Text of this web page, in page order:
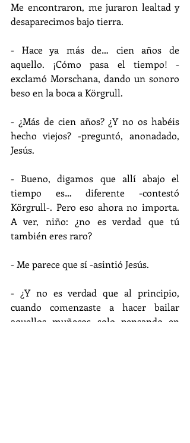
Me encontraron, me juraron lealtad y
desaparecimos bajo tierra.
- Hace ya más de… cien años de
aquello. ¡Cómo pasa el tiempo! -
exclamó Morschana, dando un sonoro
beso en la boca a Körgrull.
- ¿Más de cien años? ¿Y no os habéis
hecho viejos? -preguntó, anonadado,
Jesús.
- Bueno, digamos que allí abajo el
tiempo es… diferente -contestó
Körgrull-. Pero eso ahora no importa.
A ver, niño: ¿no es verdad que tú
también eres raro?
- Me parece que sí -asintió Jesús.
- ¿Y no es verdad que al principio,
cuando comenzaste a hacer bailar
aquellos muñecos solo pensando en